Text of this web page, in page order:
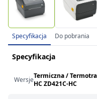
Specyfikacja Do pobrania
Specyfikacja
WersjeTermiczna /
HC ZD421C-HC